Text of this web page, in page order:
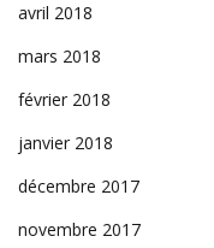
avril 2018
mars 2018
février 2018
janvier 2018
décembre 2017
novembre 2017